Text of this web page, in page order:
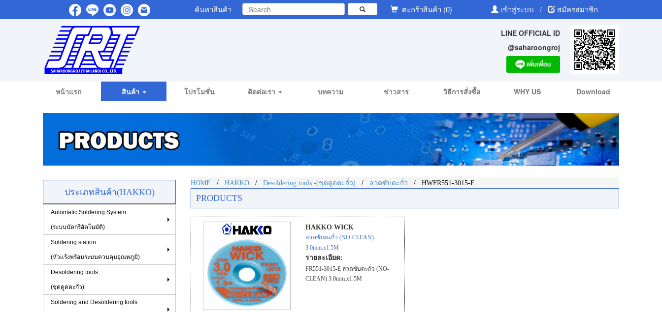
ค้นหาสินค้า ตะกร้าสินค้า (0) เข้าสู่ระบบ / สมัครสมาชิก
LINE OFFICIAL ID
@saharoongroj
หน้าแรก สินค้า โปรโมชั่น ติดต่อเรา บทความ ข่าวสาร วิธีการสั่งซื้อ WHY US Download
ประเภทสินค้า(HAKKO)
Automatic Soldering System
(ระบบบัดกรีอัตโนมัติ)
Soldering station
(หัวแร้งพร้อมระบบควบคุมอุณหภูมิ)
Desoldering tools
(ชุดดูดตะกั่ว)
Soldering and Desoldering tools
HOME / HAKKO / Desoldering tools -(ชุดดูดตะกั่ว) / ลวดซับตะกั่ว / HWFR551-3015-E
PRODUCTS
HAKKO WICK
ลวดซับตะกั่ว (NO-CLEAN)
3.0mm.x1.5M
รายละเอียด:
FR551-3015-E ลวดซับตะกั่ว (NO-
CLEAN) 3.0mm.x1.5M